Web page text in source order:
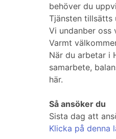
behöver du
Tjänsten
Vi undanber oss
Varmt
När du arbetar i
samarbete,
här.
Så ansöker du
Sista dag att
Klicka på denna